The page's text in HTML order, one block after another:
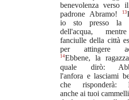
benevolenza verso
padrone Abramo!
13
io sto presso la
dell'acqua,
fanciulle della città
per attingere
14Ebbene, la
quale dirò:
l'anfora e lasciami
che risponderà:
anche ai tuoi